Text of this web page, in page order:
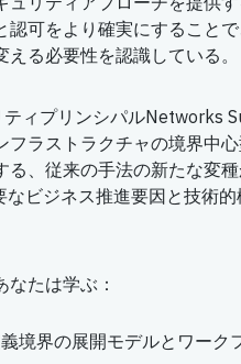
認可をより確実にすること
る必要性を認識している。
ィプリンシパルNetworks
フラストラクチャの境界中
る、従来の手法の新たな変
なビジネス推進要因と技術
なたは学ぶ：
境界の展開モデルとワーク